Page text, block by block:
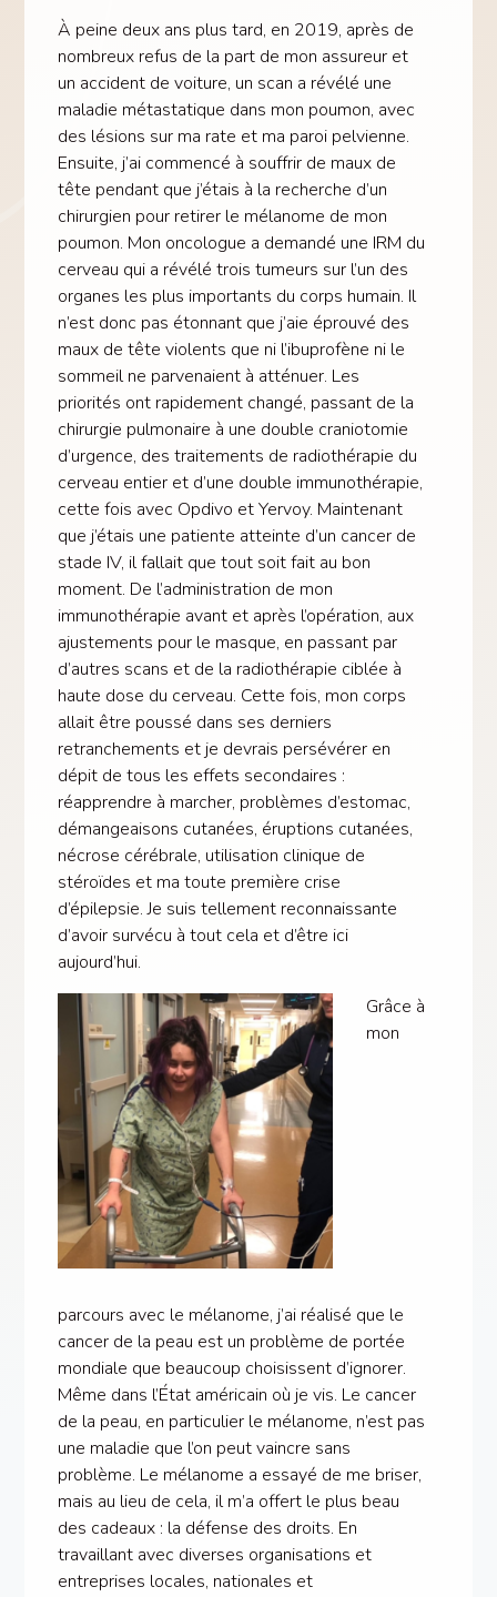
À peine deux ans plus tard, en 2019, après de
nombreux refus de la part de mon assureur et
un accident de voiture, un scan a révélé une
maladie métastatique dans mon poumon, avec
des lésions sur ma rate et ma paroi pelvienne.
Ensuite, j’ai commencé à souffrir de maux de
tête pendant que j’étais à la recherche d’un
chirurgien pour retirer le mélanome de mon
poumon. Mon oncologue a demandé une IRM du
cerveau qui a révélé trois tumeurs sur l’un des
organes les plus importants du corps humain. Il
n’est donc pas étonnant que j’aie éprouvé des
maux de tête violents que ni l’ibuprofène ni le
sommeil ne parvenaient à atténuer. Les
priorités ont rapidement changé, passant de la
chirurgie pulmonaire à une double craniotomie
d’urgence, des traitements de radiothérapie du
cerveau entier et d’une double immunothérapie,
cette fois avec Opdivo et Yervoy. Maintenant
que j’étais une patiente atteinte d’un cancer de
stade IV, il fallait que tout soit fait au bon
moment. De l’administration de mon
immunothérapie avant et après l’opération, aux
ajustements pour le masque, en passant par
d’autres scans et de la radiothérapie ciblée à
haute dose du cerveau. Cette fois, mon corps
allait être poussé dans ses derniers
retranchements et je devrais persévérer en
dépit de tous les effets secondaires :
réapprendre à marcher, problèmes d’estomac,
démangeaisons cutanées, éruptions cutanées,
nécrose cérébrale, utilisation clinique de
stéroïdes et ma toute première crise
d’épilepsie. Je suis tellement reconnaissante
d’avoir survécu à tout cela et d’être ici
aujourd’hui.
Grâce à
mon
parcours avec le mélanome, j’ai réalisé que le
cancer de la peau est un problème de portée
mondiale que beaucoup choisissent d’ignorer.
Même dans l’État américain où je vis. Le cancer
de la peau, en particulier le mélanome, n’est pas
une maladie que l’on peut vaincre sans
problème. Le mélanome a essayé de me briser,
mais au lieu de cela, il m’a offert le plus beau
des cadeaux : la défense des droits. En
travaillant avec diverses organisations et
entreprises locales, nationales et